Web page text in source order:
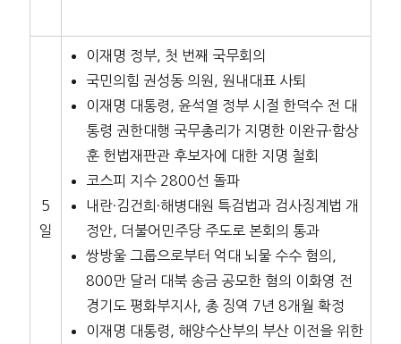
5
일
이재명 정부, 첫 번째 국무회의
국민의힘 권성동 의원, 원내대표 사퇴
이재명 대통령, 윤석열 정부 시절 한덕수 전 대
통령 권한대행 국무총리가 지명한 이완규·함상
훈 헌법재판관 후보자에 대한 지명 철회
코스피 지수 2800선 돌파
내란·김건희·해병대원 특검법과 검사징계법 개
정안, 더불어민주당 주도로 본회의 통과
쌍방울 그룹으로부터 억대 뇌물 수수 혐의,
800만 달러 대북 송금 공모한 혐의 이화영 전
경기도 평화부지사, 총 징역 7년 8개월 확정
이재명 대통령, 해양수산부의 부산 이전을 위한